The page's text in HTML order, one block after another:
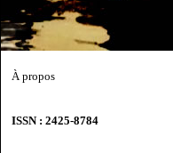
À propos
ISSN : 2425-8784